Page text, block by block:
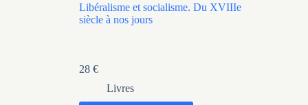
Libéralisme et socialisme. Du XVIIIe
siècle à nos jours
28 €
Livres